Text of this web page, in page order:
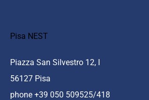
Pisa NEST
Piazza San Silvestro 12, I
56127 Pisa
phone +39 050 509525/418